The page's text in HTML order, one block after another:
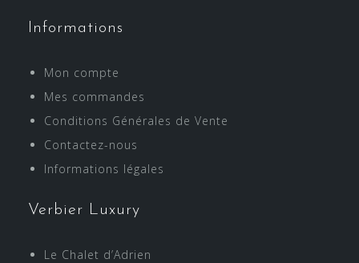
Informations
Mon compte
Mes commandes
Conditions Générales de Vente
Contactez-nous
Informations légales
Verbier Luxury
Le Chalet d’Adrien